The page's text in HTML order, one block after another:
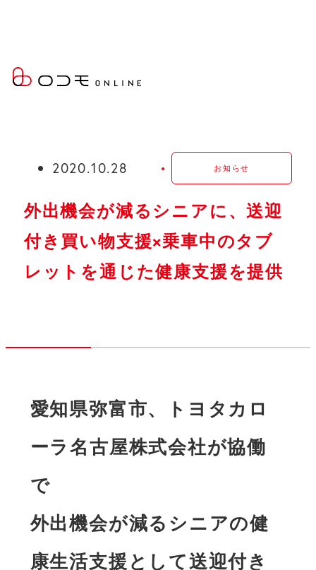
現
位
置：
2020.10.28 お知らせ
外出機会が減るシニアに、送迎
付き買い物⽀援×乗⾞中のタブ
レットを通じた健康⽀援を提供
愛知県弥富市、トヨタカロ
ーラ名古屋株式会社が協働
で
外出機会が減るシニアの健
康⽣活⽀援として送迎付き